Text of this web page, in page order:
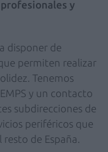
y
disponer de
permiten realizar
Tenemos
y un contacto
subdirecciones de
periféricos que
de España.